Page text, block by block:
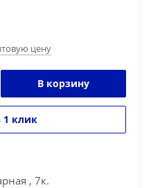
цену
В корзину
1 клик
, 7к.